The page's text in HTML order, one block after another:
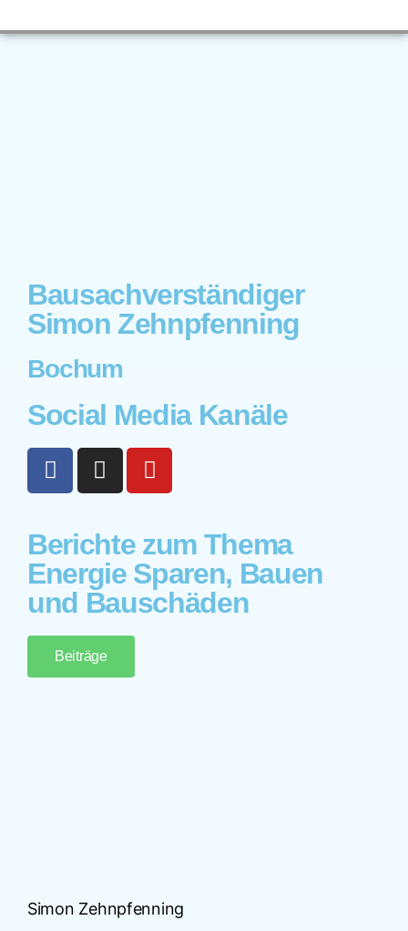
Bausachverständiger
Simon Zehnpfenning
Bochum
Social Media Kanäle
Berichte zum Thema
Energie Sparen, Bauen
und Bauschäden
Beiträge
Simon Zehnpfenning